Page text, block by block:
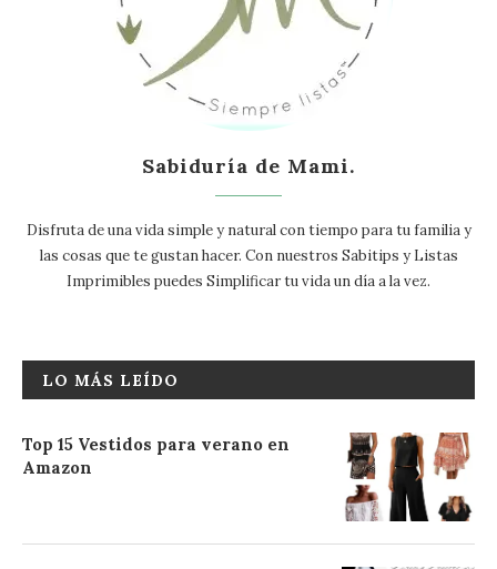
Sabiduría de Mami.
Disfruta de una vida simple y natural con tiempo para tu familia y
las cosas que te gustan hacer. Con nuestros Sabitips y Listas
Imprimibles puedes Simplificar tu vida un día a la vez.
LO MÁS LEÍDO
Top 15 Vestidos para verano en
Amazon